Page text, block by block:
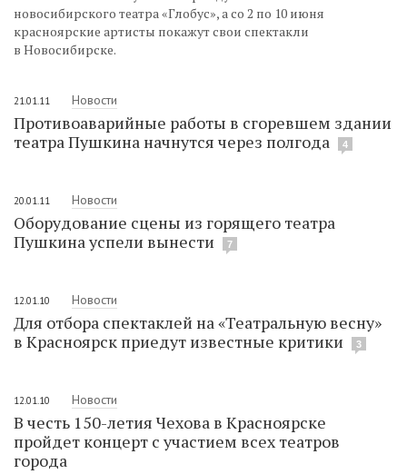
новосибирского театра «Глобус», а со 2 по 10 июня
красноярские артисты покажут свои спектакли
в Новосибирске.
21.01.11 Новости
Противоаварийные работы в сгоревшем здании
театра Пушкина начнутся через полгода
4
20.01.11 Новости
Оборудование сцены из горящего театра
Пушкина успели вынести
7
12.01.10 Новости
Для отбора спектаклей на «Театральную весну»
в Красноярск приедут известные критики
3
12.01.10 Новости
В честь 150-летия Чехова в Красноярске
пройдет концерт с участием всех театров
города